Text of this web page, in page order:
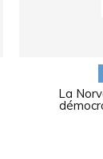
La